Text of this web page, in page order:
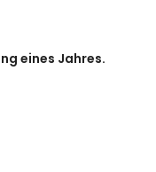
eines Jahres.